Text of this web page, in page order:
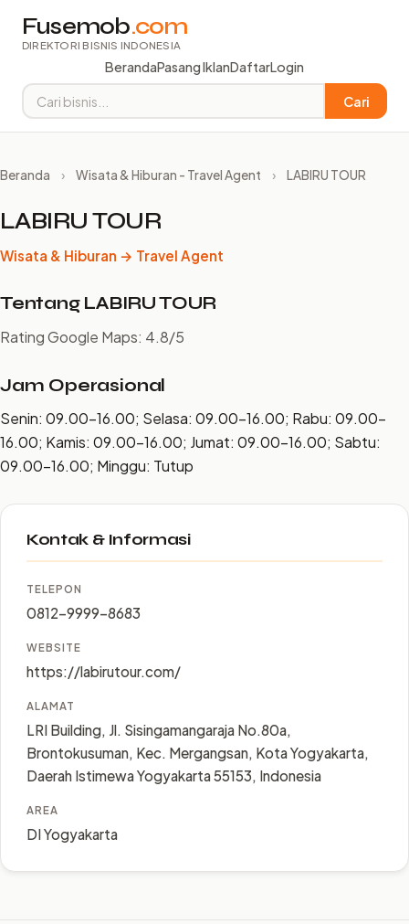
Fusemob.com
DIREKTORI BISNIS INDONESIA
BerandaPasang IklanDaftarLogin
Cari
Beranda › Wisata & Hiburan - Travel Agent › LABIRU TOUR
LABIRU TOUR
Wisata & Hiburan → Travel Agent
Tentang LABIRU TOUR
Rating Google Maps: 4.8/5
Jam Operasional
Senin: 09.00–16.00; Selasa: 09.00–16.00; Rabu: 09.00–
16.00; Kamis: 09.00–16.00; Jumat: 09.00–16.00; Sabtu:
09.00–16.00; Minggu: Tutup
Kontak & Informasi
TELEPON
0812-9999-8683
WEBSITE
https://labirutour.com/
ALAMAT
LRI Building, Jl. Sisingamangaraja No.80a,
Brontokusuman, Kec. Mergangsan, Kota Yogyakarta,
Daerah Istimewa Yogyakarta 55153, Indonesia
AREA
DI Yogyakarta